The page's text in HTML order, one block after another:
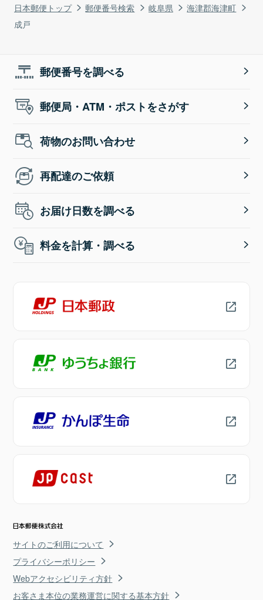
日本郵便トップ 郵便番号検索 岐阜県
海津郡海津町
成戸
郵便番号を調べる
郵便局・ATM・ポストをさがす
荷物のお問い合わせ
再配達のご依頼
お届け日数を調べる
料金を計算・調べる
サイトのご利用について
プライバシーポリシー
Webアクセシビリティ方針
お客さま本位の業務運営に関する基本方針